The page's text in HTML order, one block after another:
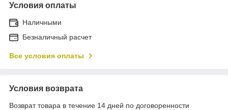
Условия оплаты
Наличными
Безналичный расчет
Все условия оплаты
Условия возврата
Возврат товара в течение 14 дней по договоренности